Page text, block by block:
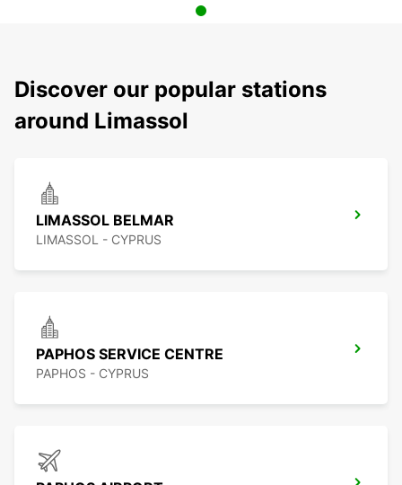
Discover our popular stations
around Limassol
LIMASSOL BELMAR
LIMASSOL - CYPRUS
PAPHOS SERVICE CENTRE
PAPHOS - CYPRUS